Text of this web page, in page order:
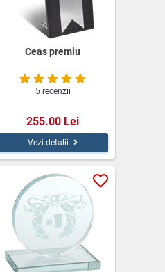
Ceas premiu
5 recenzii
255.00 Lei
Vezi detalii